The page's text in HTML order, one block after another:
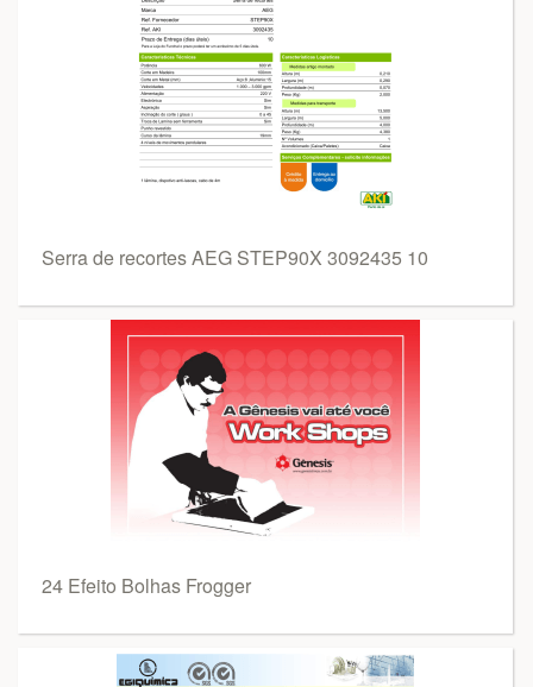
Serra de recortes AEG STEP90X 3092435 10
24 Efeito Bolhas Frogger